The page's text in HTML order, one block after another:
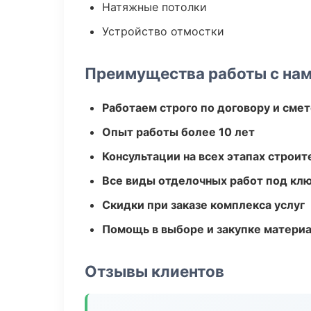
Натяжные потолки
Устройство отмостки
Преимущества работы с
Работаем строго по договору и
Опыт работы более 10 лет
Консультации на всех этапах
Все виды отделочных работ под
Скидки при заказе комплекса услуг
Помощь в выборе и закупке
Отзывы клиентов